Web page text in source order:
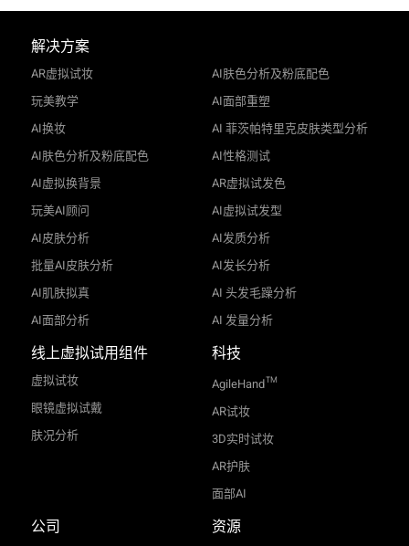
解决方案
AR虚拟试妆
玩美教学
AI换妆
AI肤色分析及粉底配色
AI虚拟换背景
玩美AI顾问
AI皮肤分析
批量AI皮肤分析
AI肌肤拟真
AI面部分析
AI肤色分析及粉底配色
AI面部重塑
AI 菲茨帕特里克皮肤类型分析
AI性格测试
AR虚拟试发色
AI虚拟试发型
AI发质分析
AI发长分析
AI 头发毛躁分析
AI 发量分析
线上虚拟试用组件
虚拟试妆
眼镜虚拟试戴
肤况分析
科技
AgileHandTM
AR试妆
3D实时试妆
AR护肤
面部AI
公司 资源